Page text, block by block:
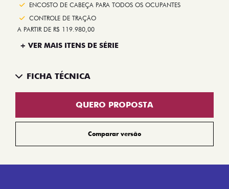
ENCOSTO DE CABEÇA PARA TODOS OS OCUPANTES
CONTROLE DE TRAÇÃO
A PARTIR DE R$ 119.980,00
+ VER MAIS ITENS DE SÉRIE
FICHA TÉCNICA
QUERO PROPOSTA
Comparar versão